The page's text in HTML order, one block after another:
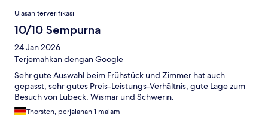
Ulasan
Ulasan terverifikasi
10/10 Sempurna
24 Jan 2026
Terjemahkan dengan Google
Sehr gute Auswahl beim Frühstück und Zimmer hat auch
gepasst, sehr gutes Preis-Leistungs-Verhältnis, gute Lage zum
Besuch von Lübeck, Wismar und Schwerin.
Thorsten, perjalanan 1 malam